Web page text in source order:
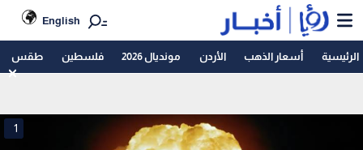
English
الرئيسية أسعار الذهب الأردن مونديال 2026 فلسطين طقس
1